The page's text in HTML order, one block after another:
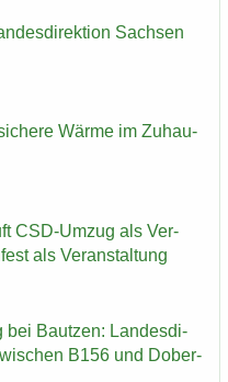
Sach­sen
Wärme im Zu­hau­
CSD-​Umzug als Ver­
als Ver­an­stal­tung
bei Baut­zen: Lan­des­di­
B156 und Do­ber­